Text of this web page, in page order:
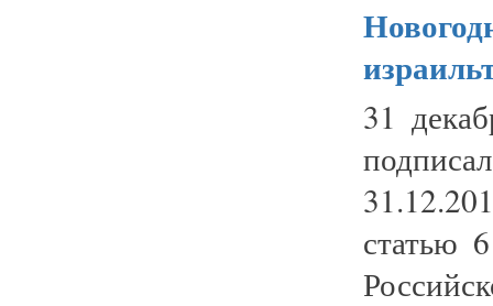
31
статью